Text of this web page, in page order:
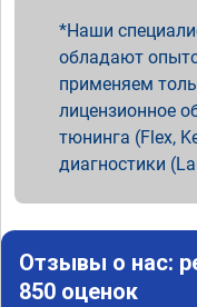
Наши
обладают
применяем
лицензионное
тюнинга (Flex,
диагностики
Отзывы о нас:
850 оценок